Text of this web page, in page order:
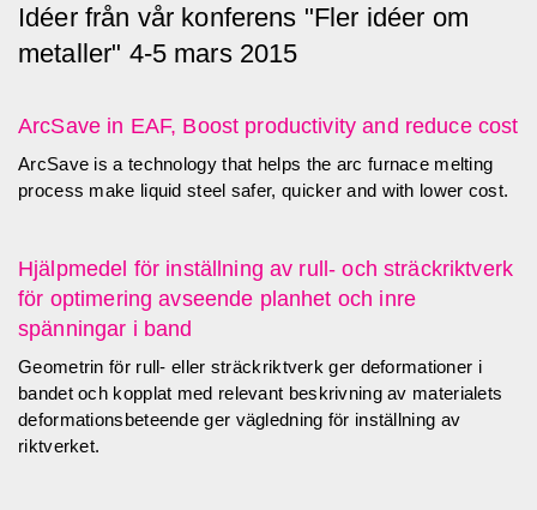
Idéer från vår konferens "Fler idéer om
metaller" 4-5 mars 2015
ArcSave in EAF, Boost productivity and reduce cost
ArcSave is a technology that helps the arc furnace melting
process make liquid steel safer, quicker and with lower cost.
Hjälpmedel för inställning av rull- och sträckriktverk
för optimering avseende planhet och inre
spänningar i band
Geometrin för rull- eller sträckriktverk ger deformationer i
bandet och kopplat med relevant beskrivning av materialets
deformationsbeteende ger vägledning för inställning av
riktverket.